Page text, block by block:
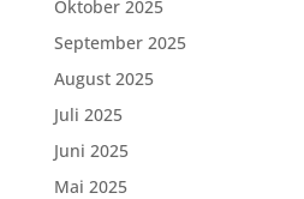
Oktober 2025
September 2025
August 2025
Juli 2025
Juni 2025
Mai 2025